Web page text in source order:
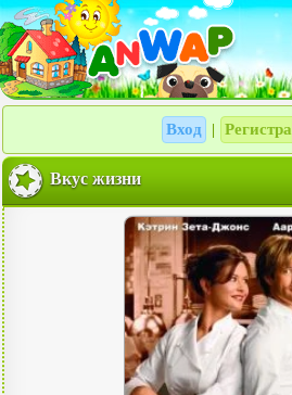
Вход
Вкус жизни